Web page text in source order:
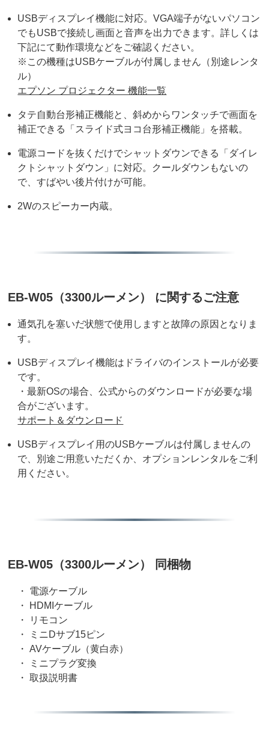
USBディスプレイ機能に対応。VGA端子がないパソコン
でもUSBで接続し画面と音声を出力できます。詳しくは
下記にて動作環境などをご確認ください。
※この機種はUSBケーブルが付属しません（別途レンタ
ル）
エプソン プロジェクター 機能一覧
タテ自動台形補正機能と、斜めからワンタッチで画面を
補正できる「スライド式ヨコ台形補正機能」を搭載。
電源コードを抜くだけでシャットダウンできる「ダイレ
クトシャットダウン」に対応。クールダウンもないの
で、すばやい後片付けが可能。
2Wのスピーカー内蔵。
EB-W05（3300ルーメン） に関するご注意
通気孔を塞いだ状態で使用しますと故障の原因となりま
す。
USBディスプレイ機能はドライバのインストールが必要
です。
・最新OSの場合、公式からのダウンロードが必要な場
合がございます。
サポート＆ダウンロード
USBディスプレイ用のUSBケーブルは付属しませんの
で、別途ご用意いただくか、オプションレンタルをご利
用ください。
EB-W05（3300ルーメン） 同梱物
・ 電源ケーブル
・ HDMIケーブル
・ リモコン
・ ミニDサブ15ピン
・ AVケーブル（黄白赤）
・ ミニプラグ変換
・ 取扱説明書